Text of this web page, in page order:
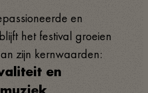
en
het festival groeien
zijn kernwaarden:
en